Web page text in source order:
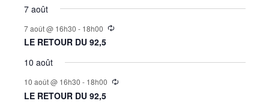
7 août
7 août @ 16h30 - 18h00
LE RETOUR DU 92,5
10 août
10 août @ 16h30 - 18h00
LE RETOUR DU 92,5